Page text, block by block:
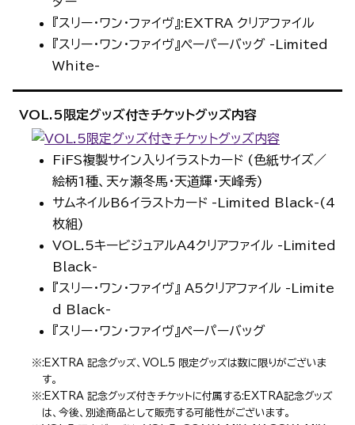
『スリー・ワン・ファイヴ』:EXTRA クリアファイル
『スリー・ワン・ファイヴ』ペーパーバッグ -Limited
White-
VOL.5限定グッズ付きチケットグッズ内容
FiFS複製サイン入りイラストカード (色紙サイズ／
絵柄1種、天ヶ瀬冬馬・天道輝・天峰秀)
サムネイルB6イラストカード -Limited Black-(4
枚組)
VOL.5キービジュアルA4クリアファイル -Limited
Black-
『スリー・ワン・ファイヴ』 A5クリアファイル -Limite
d Black-
『スリー・ワン・ファイヴ』ペーパーバッグ
※:EXTRA 記念グッズ、VOL.5 限定グッズは数に限りがございま
す。
※:EXTRA 記念グッズ付きチケットに付属する:EXTRA記念グッズ
は、今後、別途商品として販売する可能性がございます。